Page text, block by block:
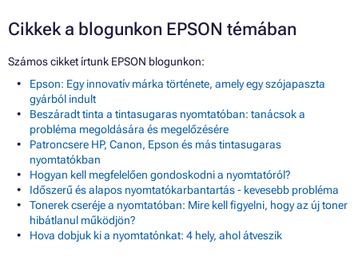
Cikkek a blogunkon EPSON témában
Számos cikket írtunk EPSON blogunkon:
Epson: Egy innovatív márka története, amely egy szójapaszta
gyárból indult
Beszáradt tinta a tintasugaras nyomtatóban: tanácsok a
probléma megoldására és megelőzésére
Patroncsere HP, Canon, Epson és más tintasugaras
nyomtatókban
Hogyan kell megfelelően gondoskodni a nyomtatóról?
Időszerű és alapos nyomtatókarbantartás - kevesebb probléma
Tonerek cseréje a nyomtatóban: Mire kell figyelni, hogy az új toner
hibátlanul működjön?
Hova dobjuk ki a nyomtatónkat: 4 hely, ahol átveszik